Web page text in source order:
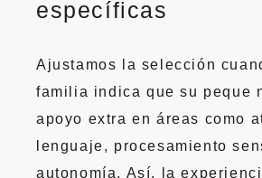
específicas
Ajustamos la selección
familia indica que su peque
apoyo extra en áreas como
lenguaje, procesamiento
autonomía. Así, la